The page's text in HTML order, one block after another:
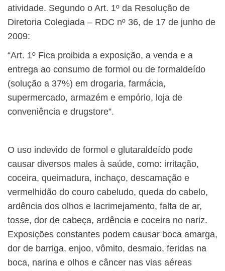
atividade. Segundo o Art. 1º da Resolução de
Diretoria Colegiada – RDC nº 36, de 17 de junho de
2009:
“Art. 1º Fica proibida a exposição, a venda e a
entrega ao consumo de formol ou de formaldeído
(solução a 37%) em drogaria, farmácia,
supermercado, armazém e empório, loja de
conveniência e drugstore”.
O uso indevido de formol e glutaraldeído pode
causar diversos males à saúde, como: irritação,
coceira, queimadura, inchaço, descamação e
vermelhidão do couro cabeludo, queda do cabelo,
ardência dos olhos e lacrimejamento, falta de ar,
tosse, dor de cabeça, ardência e coceira no nariz.
Exposições constantes podem causar boca amarga,
dor de barriga, enjoo, vômito, desmaio, feridas na
boca, narina e olhos e câncer nas vias aéreas